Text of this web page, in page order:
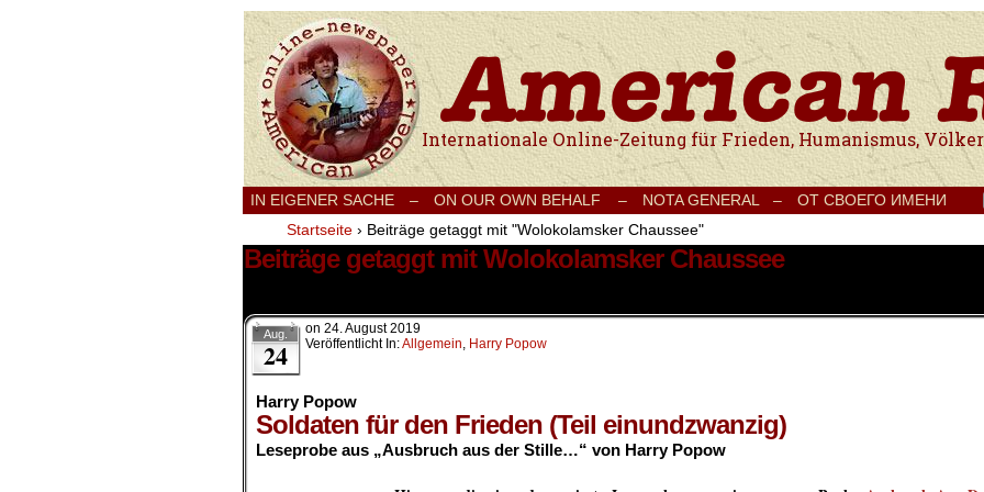
Internationale Onlinezeitung für Frieden, Humanismus, Völkerverständigung und
IN EIGENER SACHE – ON OUR OWN BEHALF – NOTA GENERAL – ОТ СВОЕГО ИМЕНИ
Startseite › Beiträge getaggt mit "Wolokolamsker Chaussee"
Beiträge getaggt mit Wolokolamsker Chaussee
Aug.
24
on 24. August 2019
Veröffentlicht In:Allgemein, Harry Popow
Harry Popow
Soldaten für den Frieden (Teil einundzwanzig)
Leseprobe aus „Ausbruch aus der Stille…“ von Harry Popow